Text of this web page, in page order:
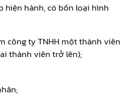
hiện hành, có bốn loại hình
công ty TNHH một thành viên
thành viên trở lên);